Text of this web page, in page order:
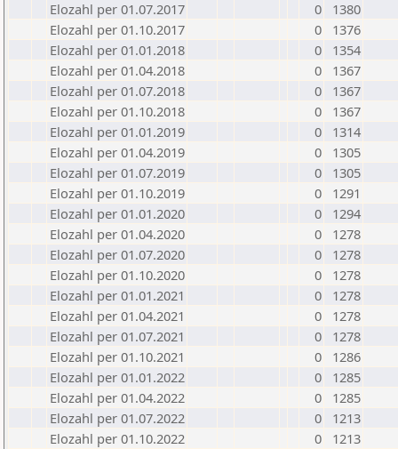
Elozahl per 01.07.2017
0
1380
Elozahl per 01.10.2017
0
1376
Elozahl per 01.01.2018
0
1354
Elozahl per 01.04.2018
0
1367
Elozahl per 01.07.2018
0
1367
Elozahl per 01.10.2018
0
1367
Elozahl per 01.01.2019
0
1314
Elozahl per 01.04.2019
0
1305
Elozahl per 01.07.2019
0
1305
Elozahl per 01.10.2019
0
1291
Elozahl per 01.01.2020
0
1294
Elozahl per 01.04.2020
0
1278
Elozahl per 01.07.2020
0
1278
Elozahl per 01.10.2020
0
1278
Elozahl per 01.01.2021
0
1278
Elozahl per 01.04.2021
0
1278
Elozahl per 01.07.2021
0
1278
Elozahl per 01.10.2021
0
1286
Elozahl per 01.01.2022
0
1285
Elozahl per 01.04.2022
0
1285
Elozahl per 01.07.2022
0
1213
Elozahl per 01.10.2022
0
1213